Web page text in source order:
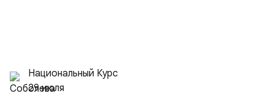
Национальный Курс
29 июля